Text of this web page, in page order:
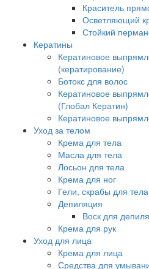
Краситель
Осветляющий
Стойкий
Кератины
Кератиновое
(кератирование)
Ботокс для волос
Кератиновое
(Глобал Кератин)
Кератиновое
Уход за телом
Крема для тела
Масла для тела
Лосьон для тела
Крема для ног
Гели, скрабы для тела
Депиляция
Воск для
Крема для рук
Уход для лица
Крема для лица
Средства для